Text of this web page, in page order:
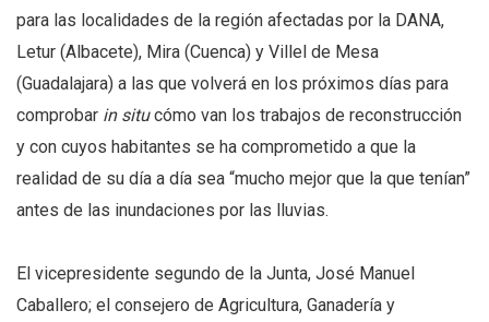
para las localidades de la región afectadas por la DANA,
Letur (Albacete), Mira (Cuenca) y Villel de Mesa
(Guadalajara) a las que volverá en los próximos días para
comprobar in situcómo van los trabajos de reconstrucción
y con cuyos habitantes se ha comprometido a que la
realidad de su día a día sea “mucho mejor que la que tenían”
antes de las inundaciones por las lluvias.
El vicepresidente segundo de la Junta, José Manuel
Caballero; el consejero de Agricultura, Ganadería y